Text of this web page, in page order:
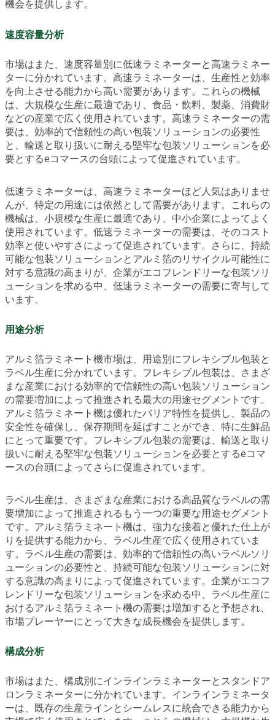
機会を提供します。
速度容量分析
市場はまた、速度容量別に低速ラミネーターと高速ラミネー
ターに分かれています。高速ラミネーターは、生産性と効率
を向上させる能力から高い需要があります。これらの機械
は、大規模な生産に最適であり、食品・飲料、製薬、消費財
などの産業で広く使用されています。高速ラミネーターの需
要は、効率的で信頼性の高い包装ソリューションの必要性
と、輸送と取り扱いに耐える堅牢な包装ソリューションを必
要とするeコマースの台頭によって促進されています。
低速ラミネーターは、高速ラミネーターほど人気はありませ
んが、特定の用途には依然として需要があります。これらの
機械は、小規模な生産に最適であり、中小企業によってよく
使用されています。低速ラミネーターの需要は、そのコスト
効率と使いやすさによって促進されています。さらに、持続
可能な包装ソリューションとアルミ箔のリサイクル可能性に
対する意識の高まりが、企業がエコフレンドリーな包装ソリ
ューションを求める中、低速ラミネーターの需要に寄与して
います。
用途分析
アルミ箔ラミネート機市場は、用途別にフレキシブル包装と
ラベル生産に分かれています。フレキシブル包装は、さまざ
まな産業における効率的で信頼性の高い包装ソリューション
の需要増加によって推進される最大の用途セグメントです。
アルミ箔ラミネート機は優れたバリア特性を提供し、製品の
安全性を確保し、保存期間を延ばすことができ、特に生鮮品
にとって重要です。フレキシブル包装の需要は、輸送と取り
扱いに耐える堅牢な包装ソリューションを必要とするeコマ
ースの台頭によってさらに促進されています。
ラベル生産は、さまざまな産業における高品質なラベルの需
要増加によって推進されるもう一つの重要な用途セグメント
です。アルミ箔ラミネート機は、強力な接着と優れた仕上が
りを提供する能力から、ラベル生産で広く使用されていま
す。ラベル生産の需要は、効率的で信頼性の高いラベルソリ
ューションの必要性と、持続可能な包装ソリューションに対
する意識の高まりによって促進されています。企業がエコフ
レンドリーな包装ソリューションを求める中、ラベル生産に
おけるアルミ箔ラミネート機の需要は増加すると予想され、
市場プレーヤーにとって大きな成長機会を提供します。
構成分析
市場はまた、構成別にインラインラミネーターとスタンドア
ロンラミネーターに分かれています。インラインラミネータ
ーは、既存の生産ラインとシームレスに統合できる能力から